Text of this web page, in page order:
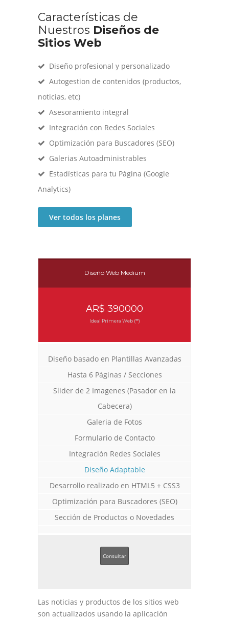
Características de
Nuestros Diseños de
Sitios Web
Diseño profesional y personalizado
Autogestion de contenidos (productos,
noticias, etc)
Asesoramiento integral
Integración con Redes Sociales
Optimización para Buscadores (SEO)
Galerias Autoadministrables
Estadísticas para tu Página (Google
Analytics)
Ver todos los planes
Diseño Web Medium
AR$ 390000
Ideal Primera Web (**)
Diseño basado en Plantillas Avanzadas
Hasta 6 Páginas / Secciones
Slider de 2 Imagenes (Pasador en la
Cabecera)
Galeria de Fotos
Formulario de Contacto
Integración Redes Sociales
Diseño Adaptable
Desarrollo realizado en HTML5 + CSS3
Optimización para Buscadores (SEO)
Sección de Productos o Novedades
Consultar
Las noticias y productos de los sitios web
son actualizados usando la aplicación
Rediseño Web con Tienda Virtual
Trabajos Web
Diseño Web con Tienda Virtual
Trabajos Web
Diseño Web para Empresa de Eventos
Trabajos Web